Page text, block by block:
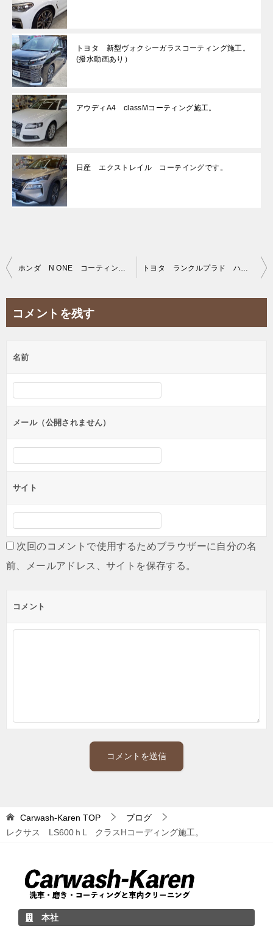
トヨタ 新型ヴォクシーガラスコーティング施工。
(撥水動画あり）
アウディA4 classMコーティング施工。
日産 エクストレイル コーテイングです。
投
ビ
ー
シ
ョ
ン
ホンダ N ONE コーティング施工。 トヨタ ランクルプラド ハイモースコートザグロウ施工。
コメントを残す
名前
メール（公開されません）
サイト
次回のコメントで使用するためブラウザーに自分の名
前、メールアドレス、サイトを保存する。
コメント
Carwash-Karen TOP
ブログ
レクサス LS600ｈL クラスHコーディング施工。
本社